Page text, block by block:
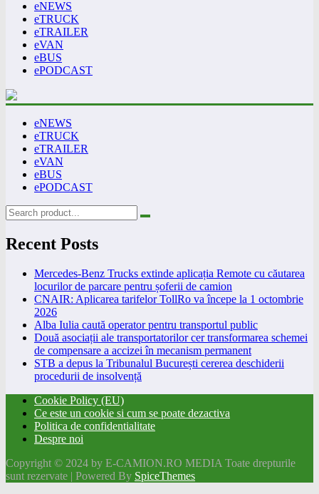
eNEWS
eTRUCK
eTRAILER
eVAN
eBUS
ePODCAST
eNEWS
eTRUCK
eTRAILER
eVAN
eBUS
ePODCAST
Recent Posts
Mercedes-Benz Trucks extinde aplicația Remote cu căutarea
locurilor de parcare pentru șoferii de camion
CNAIR: Aplicarea tarifelor TollRo va începe la 1 octombrie
2026
Alba Iulia caută operator pentru transportul public
Două asociații ale transportatorilor cer transformarea schemei
de compensare a accizei în mecanism permanent
STB a depus la Tribunalul București cererea deschiderii
procedurii de insolvență
Cookie Policy (EU)
Ce este un cookie si cum se poate dezactiva
Politica de confidentialitate
Despre noi
Copyright © 2024 by E-CAMION.RO MEDIA Toate drepturile
sunt rezervate | Powered By SpiceThemes